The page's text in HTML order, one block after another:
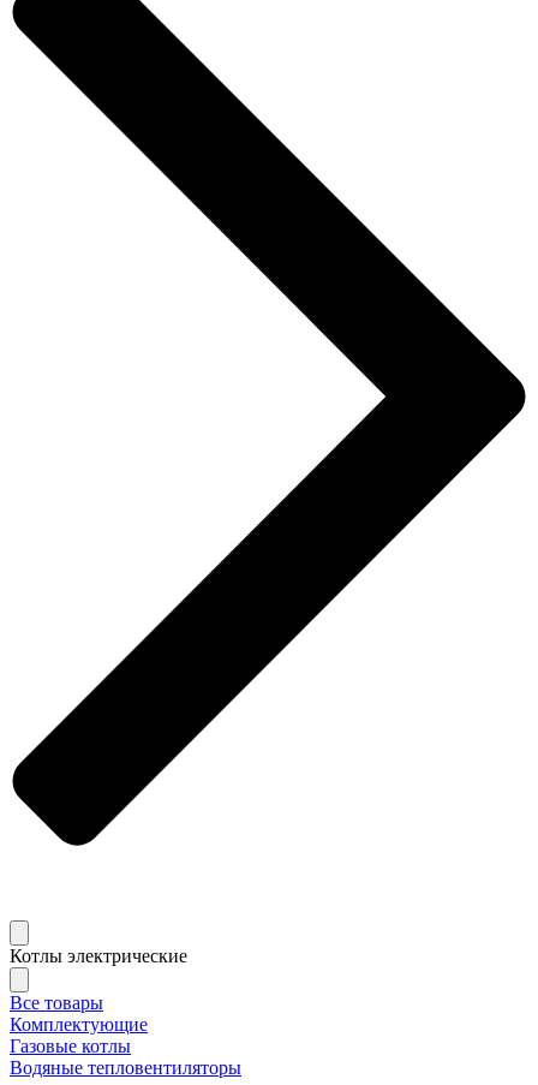
Котлы электрические
Все товары
Комплектующие
Газовые котлы
Водяные тепловентиляторы